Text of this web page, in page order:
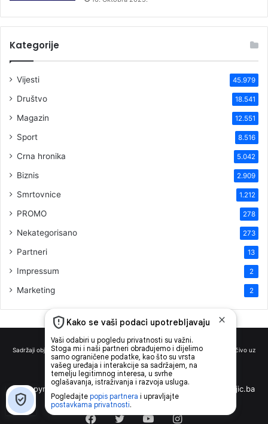
Kategorije
Vijesti 45.979
Društvo 18.541
Magazin 12.551
Sport 8.516
Crna hronika 5.042
Biznis 2.909
Smrtovnice 1.212
PROMO 278
Nekategorisano 273
Partneri 13
Impressum 2
Marketing 2
Sadržaji objavljeni na news media portalu novikonjic.ba mogu se preuzeti isključivo uz
navođenje izvora sa linkom.
© Copyright 2026, All Rights Reserved | Made by Novikonjic.ba
Facebook
TwitterYouTubeInstagram